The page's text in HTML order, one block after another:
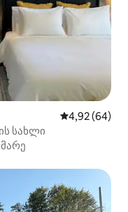
საშუალო
4,92 (64)
სახლი